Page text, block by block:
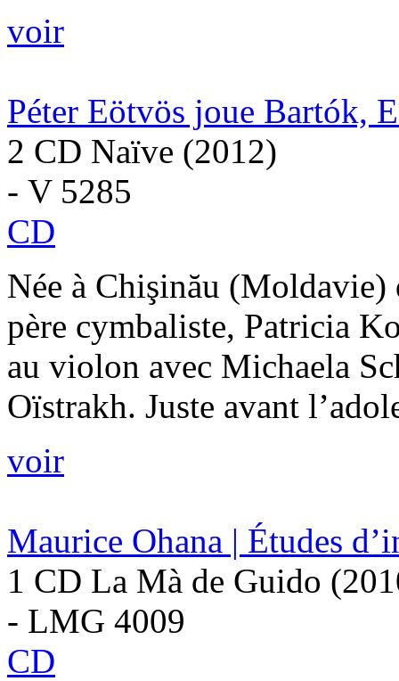
voir
Péter Eötvös joue Bartók,
2 CD Naïve (2012)
- V 5285
CD
Née à Chişinău (Moldavie)
père cymbaliste, Patricia
au violon avec Michaela
Oïstrakh. Juste avant
voir
Maurice Ohana | Études
1 CD La Mà de Guido
- LMG 4009
CD